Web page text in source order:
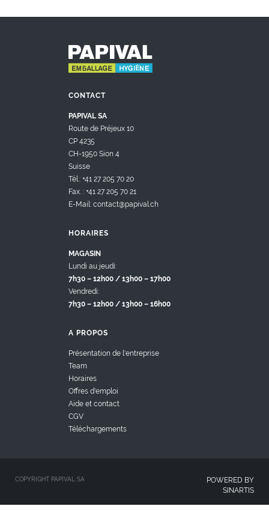
CONTACT
PAPIVAL SA
Route de Préjeux 10
CP 4235
CH-1950 Sion 4
Suisse
Tél.: +41 27 205 70 20
Fax. : +41 27 205 70 21
E-Mail: contact@papival.ch
HORAIRES
MAGASIN
Lundi au jeudi:
7h30 – 12h00 / 13h00 – 17h00
Vendredi:
7h30 – 12h00 / 13h00 – 16h00
A PROPOS
Présentation de l'entreprise
Team
Horaires
Offres d'emploi
Aide et contact
CGV
Téléchargements
COPYRIGHT PAPIVAL SA
POWERED BY
SINARTIS